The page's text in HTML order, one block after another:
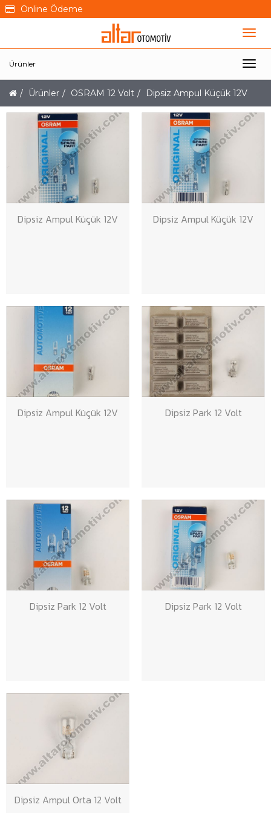
Online Ödeme
Ürünler
Ürünler OSRAM 12 Volt Dipsiz Ampul Küçük 12V
Dipsiz Ampul Küçük 12V Dipsiz Ampul Küçük 12V
Dipsiz Ampul Küçük 12V Dipsiz Park 12 Volt
Dipsiz Park 12 Volt Dipsiz Park 12 Volt
Dipsiz Ampul Orta 12 Volt